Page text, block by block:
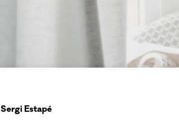
Sergi Estapé